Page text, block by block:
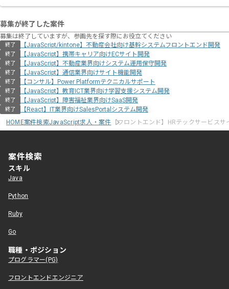
募集が終了した案件
募集は終了していますが、参画先を探す際にお役立てください
終了 【JavaScript/kintone】不動産会社向け基幹システムフロントエンド開発
終了 【JavaScript】携帯キャリア向けECサイト開発
終了 【JavaScript】不動産業界向けシステム運用保守開発
終了 【JavaScript】通信業界向けサイト機能開発
終了 【コンサル】Power Platformテクニカルサポート
終了 【JavaScript】教育ICT業界向け学習支援システム開発
終了 【JavaScript】障害福祉業界向けSaaS開発
終了
【React】IT業界向けSalesPortalシステム開発
HOME案件検索JavaScript求人・案件 【フロントエンド】HRテックサービスサ
案件検索
スキル
Java
Python
Ruby
Go
職種・ポジション
プログラマー(PG)
フロントエンドエンジニア